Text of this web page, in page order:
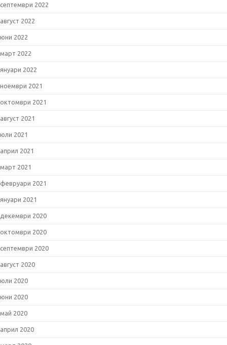
септември 2022
август 2022
юни 2022
март 2022
януари 2022
ноември 2021
октомври 2021
август 2021
юли 2021
април 2021
март 2021
февруари 2021
януари 2021
декември 2020
октомври 2020
септември 2020
август 2020
юли 2020
юни 2020
май 2020
април 2020